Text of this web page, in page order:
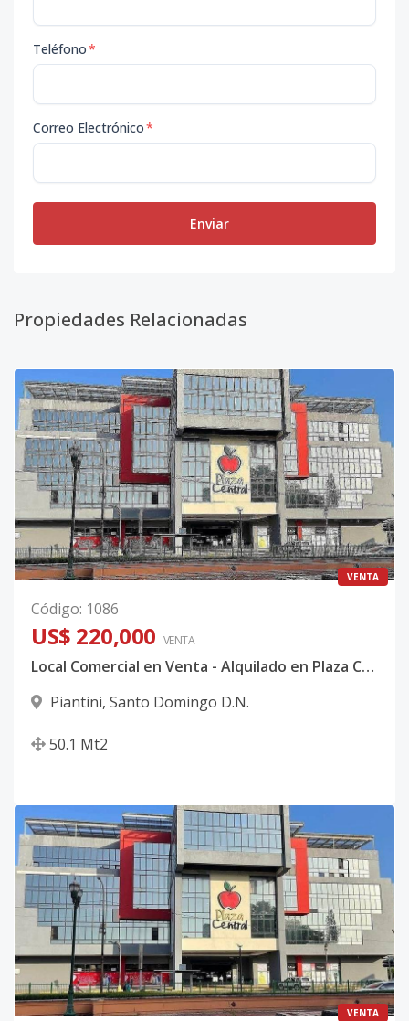
Teléfono*
Correo Electrónico*
Enviar
Propiedades Relacionadas
VENTA
Código: 1086
US$ 220,000 VENTA
Local Comercial en Venta - Alquilado en Plaza Central en Piantini
Piantini, Santo Domingo D.N.
50.1 Mt2
VENTA